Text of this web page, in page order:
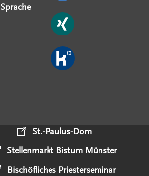
Sprache
St.-Paulus-Dom
Stellenmarkt Bistum Münster
Bischöfliches Priesterseminar